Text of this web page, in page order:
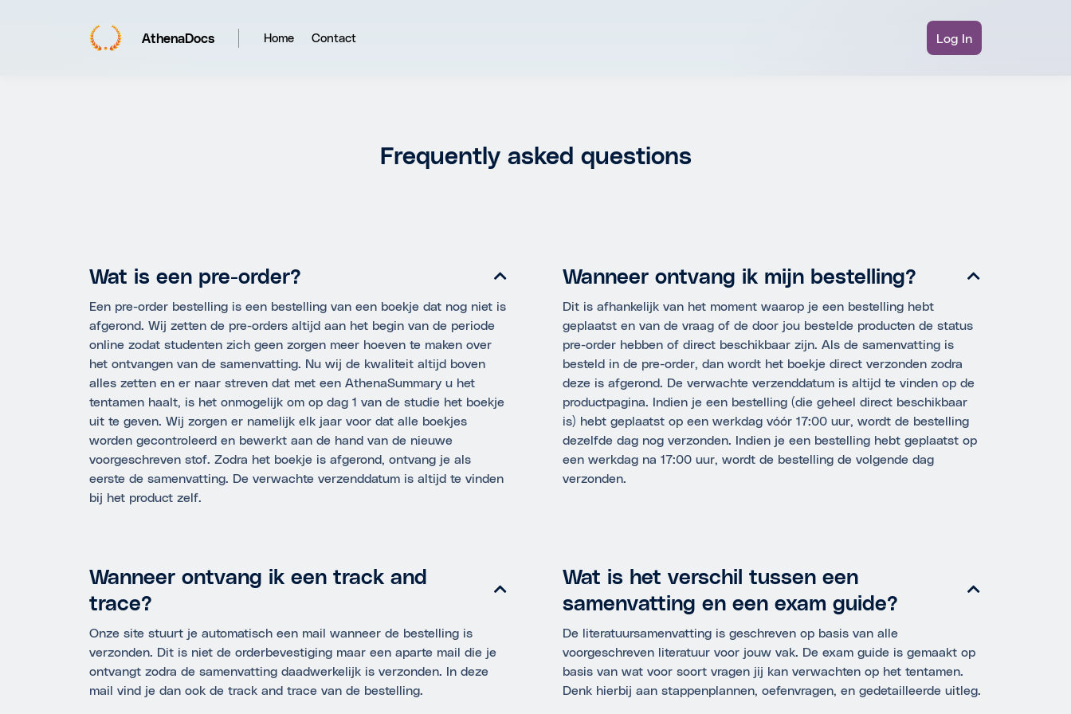
AthenaDocs Home Contact Log In
Frequently asked questions
Wat is een pre-order?
Een pre-order bestelling is een bestelling van een boekje dat nog niet is
afgerond. Wij zetten de pre-orders altijd aan het begin van de periode
online zodat studenten zich geen zorgen meer hoeven te maken over
het ontvangen van de samenvatting. Nu wij de kwaliteit altijd boven
alles zetten en er naar streven dat met een AthenaSummary u het
tentamen haalt, is het onmogelijk om op dag 1 van de studie het boekje
uit te geven. Wij zorgen er namelijk elk jaar voor dat alle boekjes
worden gecontroleerd en bewerkt aan de hand van de nieuwe
voorgeschreven stof. Zodra het boekje is afgerond, ontvang je als
eerste de samenvatting. De verwachte verzenddatum is altijd te vinden
bij het product zelf.
Wanneer ontvang ik mijn bestelling?
Dit is afhankelijk van het moment waarop je een bestelling hebt
geplaatst en van de vraag of de door jou bestelde producten de status
pre-order hebben of direct beschikbaar zijn. Als de samenvatting is
besteld in de pre-order, dan wordt het boekje direct verzonden zodra
deze is afgerond. De verwachte verzenddatum is altijd te vinden op de
productpagina. Indien je een bestelling (die geheel direct beschikbaar
is) hebt geplaatst op een werkdag vóór 17:00 uur, wordt de bestelling
dezelfde dag nog verzonden. Indien je een bestelling hebt geplaatst op
een werkdag na 17:00 uur, wordt de bestelling de volgende dag
verzonden.
Wanneer ontvang ik een track and
trace?
Onze site stuurt je automatisch een mail wanneer de bestelling is
verzonden. Dit is niet de orderbevestiging maar een aparte mail die je
ontvangt zodra de samenvatting daadwerkelijk is verzonden. In deze
mail vind je dan ook de track and trace van de bestelling.
Wat is het verschil tussen een
samenvatting en een exam guide?
De literatuursamenvatting is geschreven op basis van alle
voorgeschreven literatuur voor jouw vak. De exam guide is gemaakt op
basis van wat voor soort vragen jij kan verwachten op het tentamen.
Denk hierbij aan stappenplannen, oefenvragen, en gedetailleerde uitleg.